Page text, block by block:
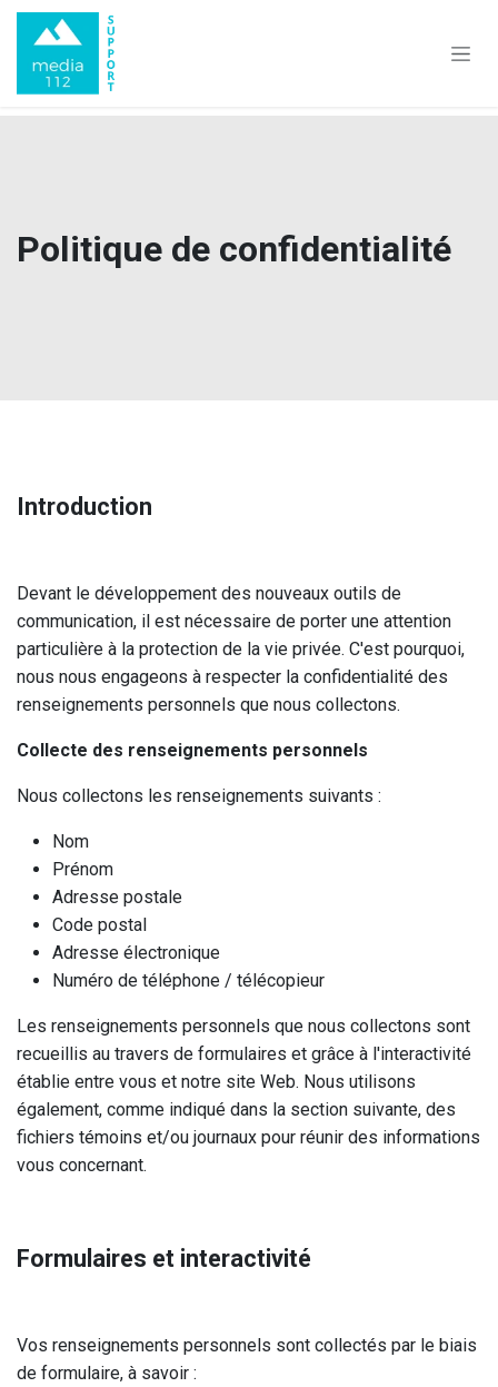
Se rendre au contenu
Politique de confidentialité
Introduction
Devant le développement des nouveaux outils de
communication, il est nécessaire de porter une attention
particulière à la protection de la vie privée. C'est pourquoi,
nous nous engageons à respecter la confidentialité des
renseignements personnels que nous collectons.
Collecte des renseignements personnels
Nous collectons les renseignements suivants :
Nom
Prénom
Adresse postale
Code postal
Adresse électronique
Numéro de téléphone / télécopieur
Les renseignements personnels que nous collectons sont
recueillis au travers de formulaires et grâce à l'interactivité
établie entre vous et notre site Web. Nous utilisons
également, comme indiqué dans la section suivante, des
fichiers témoins et/ou journaux pour réunir des informations
vous concernant.
Formulaires et interactivité
Vos renseignements personnels sont collectés par le biais
de formulaire, à savoir :